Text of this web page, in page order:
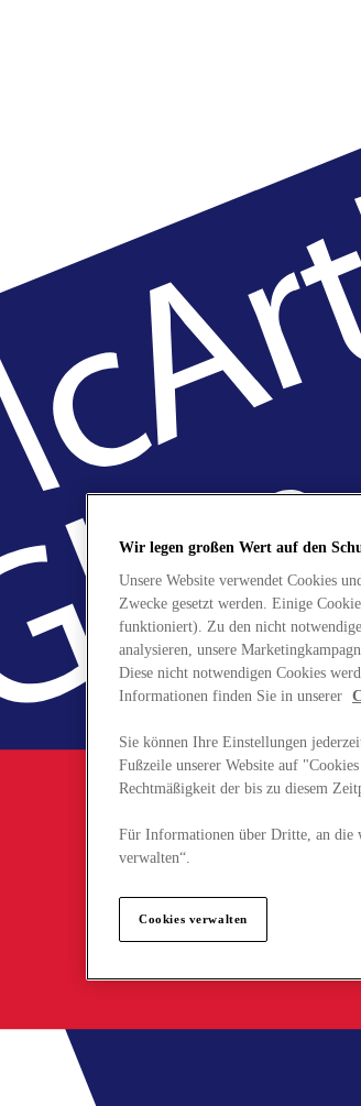
Wir legen großen Wert auf den
Unsere Website verwendet Cookies
Zwecke gesetzt werden. Einige
funktioniert). Zu den nicht
analysieren, unsere
Diese nicht notwendigen Cookies
Informationen finden Sie in unserer
Sie können Ihre Einstellungen
Fußzeile unserer Website auf
Rechtmäßigkeit der bis zu diesem
Für Informationen über Dritte, an die
verwalten“.
Cookies verwalten